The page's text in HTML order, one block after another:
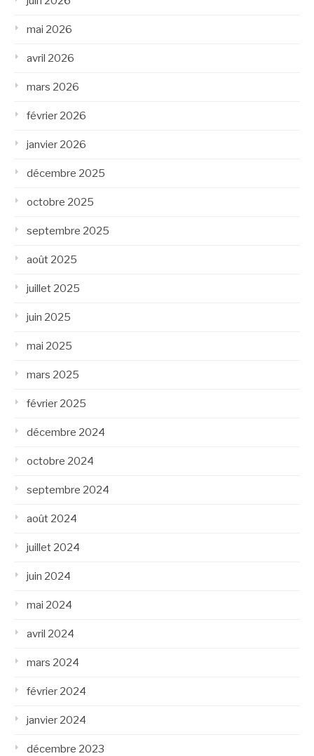
mai 2026
avril 2026
mars 2026
février 2026
janvier 2026
décembre 2025
octobre 2025
septembre 2025
août 2025
juillet 2025
juin 2025
mai 2025
mars 2025
février 2025
décembre 2024
octobre 2024
septembre 2024
août 2024
juillet 2024
juin 2024
mai 2024
avril 2024
mars 2024
février 2024
janvier 2024
décembre 2023